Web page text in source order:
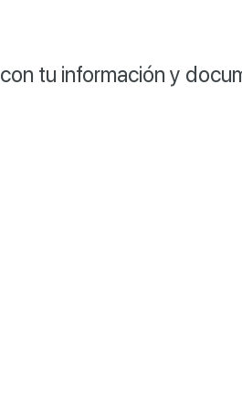
con tu información y